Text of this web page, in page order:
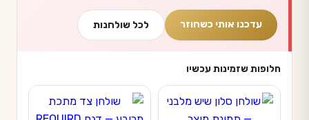
עדכנו אותי כשחוזר לכל שולחנות
חלופות שזמינות עכשיו